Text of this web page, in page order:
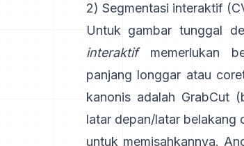
2) Segmentasi interaktif
Untuk gambar tunggal
interaktifmemerlukan
panjang longgar atau
kanonis adalah GrabCut (
latar depan/latar belakang
untuk memisahkannya.